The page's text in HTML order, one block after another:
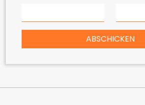
ABSCHICKEN